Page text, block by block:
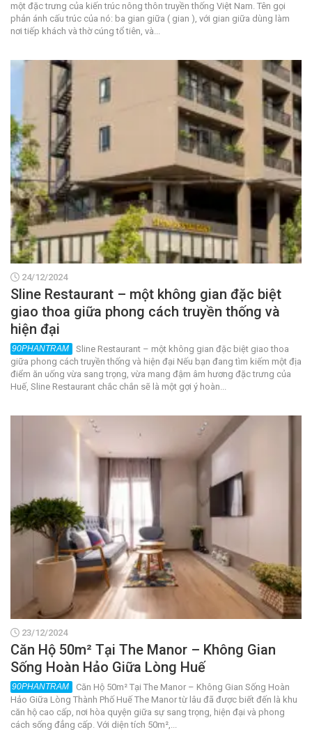
một đặc trưng của kiến trúc nông thôn truyền thống Việt Nam. Tên gọi
phản ánh cấu trúc của nó: ba gian giữa ( gian ), với gian giữa dùng làm
nơi tiếp khách và thờ cúng tổ tiên, và...
24/12/2024
Sline Restaurant – một không gian đặc biệt
giao thoa giữa phong cách truyền thống và
hiện đại
Sline Restaurant – một không gian đặc biệt giao thoa
giữa phong cách truyền thống và hiện đại Nếu bạn đang tìm kiếm một địa
điểm ăn uống vừa sang trọng, vừa mang đậm âm hương đặc trưng của
Huế, Sline Restaurant chắc chắn sẽ là một gợi ý hoàn...
23/12/2024
Căn Hộ 50m² Tại The Manor – Không Gian
Sống Hoàn Hảo Giữa Lòng Huế
Căn Hộ 50m² Tại The Manor – Không Gian Sống Hoàn
Hảo Giữa Lòng Thành Phố Huế The Manor từ lâu đã được biết đến là khu
căn hộ cao cấp, nơi hòa quyện giữa sự sang trọng, hiện đại và phong
cách sống đẳng cấp. Với diện tích 50m²,...